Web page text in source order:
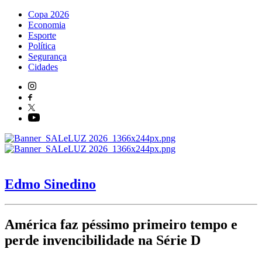
Copa 2026
Economia
Esporte
Política
Segurança
Cidades
Edmo Sinedino
América faz péssimo primeiro tempo e
perde invencibilidade na Série D